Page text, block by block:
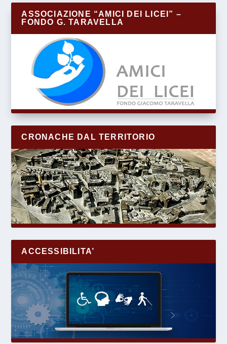
ASSOCIAZIONE “AMICI DEI LICEI” –
FONDO G. TARAVELLA
CRONACHE DAL TERRITORIO
ACCESSIBILITA’